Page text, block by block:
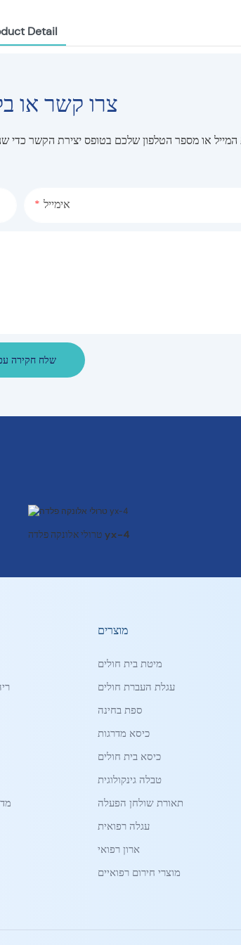
Detail
צרו קשר או
או מספר הטלפון שלכם בטופס יצירת הקשר כדי
אימייל
שלח חקירה
טרולי אלונקה פלדה yx-4
מוצרים
מיטת בית חולים
עגלת העברת חולים
ספת בחינה
כיסא מדרגות
כיסא בית חולים
טבלה גינקולוגית
תאורת שולחן הפעלה
עגלה רפואית
ארון רפואי
מוצרי חירום רפואיים